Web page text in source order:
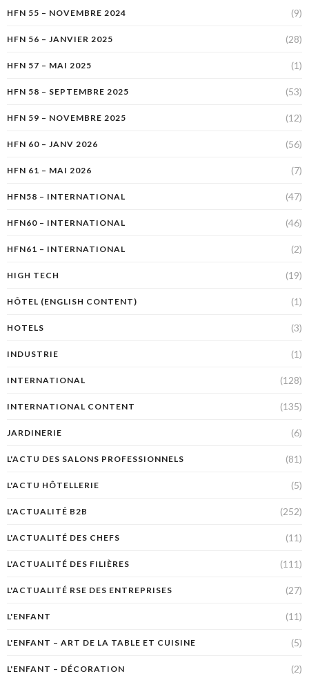
HFN 55 – NOVEMBRE 2024 (9)
HFN 56 – JANVIER 2025 (28)
HFN 57 – MAI 2025 (1)
HFN 58 – SEPTEMBRE 2025 (53)
HFN 59 – NOVEMBRE 2025 (12)
HFN 60 – JANV 2026 (56)
HFN 61 – MAI 2026 (7)
HFN58 – INTERNATIONAL (47)
HFN60 – INTERNATIONAL (46)
HFN61 – INTERNATIONAL (2)
HIGH TECH (19)
HÔTEL (ENGLISH CONTENT) (1)
HOTELS (3)
INDUSTRIE (1)
INTERNATIONAL (128)
INTERNATIONAL CONTENT (135)
JARDINERIE (6)
L'ACTU DES SALONS PROFESSIONNELS (81)
L'ACTU HÔTELLERIE (5)
L'ACTUALITÉ B2B (252)
L'ACTUALITÉ DES CHEFS (11)
L'ACTUALITÉ DES FILIÈRES (111)
L'ACTUALITÉ RSE DES ENTREPRISES (27)
L'ENFANT (11)
L'ENFANT – ART DE LA TABLE ET CUISINE (5)
L'ENFANT – DÉCORATION (2)